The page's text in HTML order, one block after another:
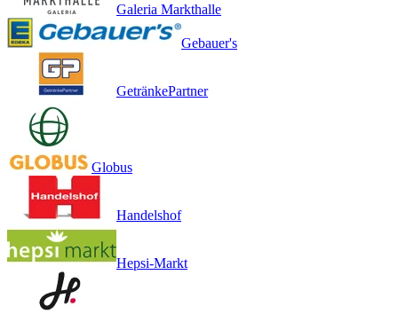
Galeria Markthalle
Gebauer's
GetränkePartner
Globus
Handelshof
Hepsi-Markt